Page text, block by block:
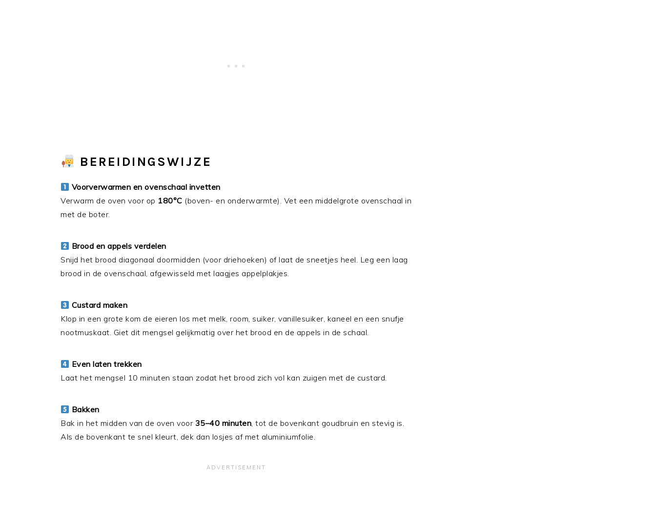
BEREIDINGSWIJZE
Voorverwarmen en ovenschaal invetten
Verwarm de oven voor op 180°C (boven- en onderwarmte). Vet een middelgrote ovenschaal in
met de boter.
Brood en appels verdelen
Snijd het brood diagonaal doormidden (voor driehoeken) of laat de sneetjes heel. Leg een laag
brood in de ovenschaal, afgewisseld met laagjes appelplakjes.
Custard maken
Klop in een grote kom de eieren los met melk, room, suiker, vanillesuiker, kaneel en een snufje
nootmuskaat. Giet dit mengsel gelijkmatig over het brood en de appels in de schaal.
Even laten trekken
Laat het mengsel 10 minuten staan zodat het brood zich vol kan zuigen met de custard.
Bakken
Bak in het midden van de oven voor 35–40 minuten, tot de bovenkant goudbruin en stevig is.
Als de bovenkant te snel kleurt, dek dan losjes af met aluminiumfolie.